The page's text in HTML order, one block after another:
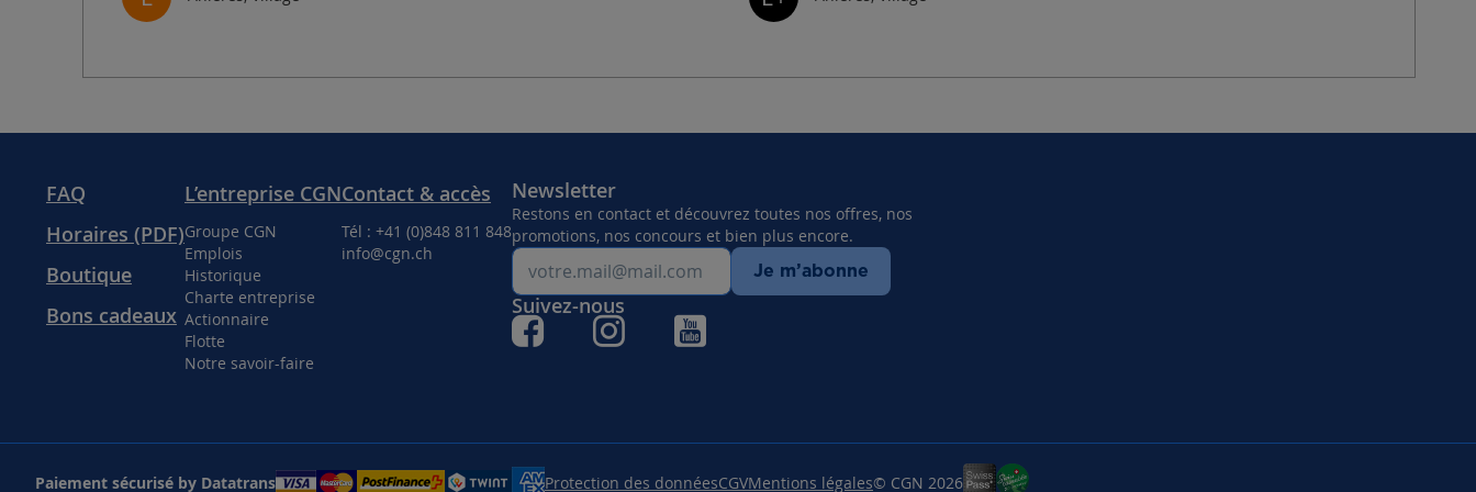
FAQ
Horaires (PDF)
Boutique
Bons cadeaux
L’entreprise CGN
Groupe CGN
Emplois
Historique
Charte entreprise
Actionnaire
Flotte
Notre savoir-faire
Contact & accès
Tél : +41 (0)848 811 848
info@cgn.ch
Newsletter
Restons en contact et découvrez toutes nos offres, nos
promotions, nos concours et bien plus encore.
Je m’abonne
Suivez-nous
Paiement sécurisé by Datatrans Protection des donnéesCGVMentions légales© CGN 2026